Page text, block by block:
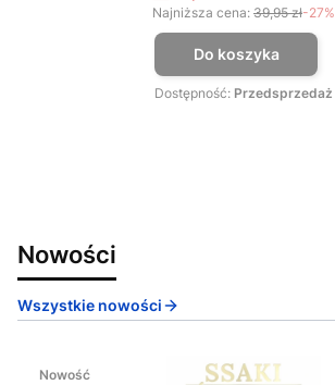
Najniższa cena: 39,95 zł-27%
Do koszyka
Dostępność: Przedsprzedaż
Nowości
Wszystkie nowości
Nowość